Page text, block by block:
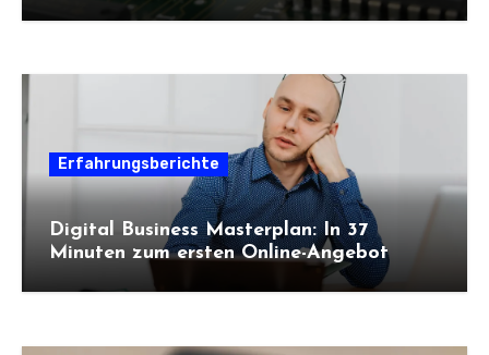
Erfahrungsberichte
Digital Business Masterplan: In 37
Minuten zum ersten Online-Angebot